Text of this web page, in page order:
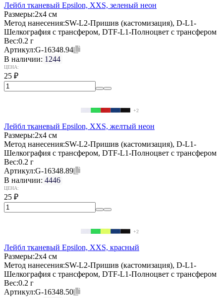
Лейбл тканевый Epsilon, XXS, зеленый неон
Размеры:2х4 см
Метод нанесения:SW-L2-Пришив (кастомизация), D-L1-
Шелкография с трансфером, DTF-L1-Полноцвет с трансфером
Вес:0.2 г
Артикул:G-16348.94
В наличии: 1244
ЦЕНА:
25 ₽
+2
Лейбл тканевый Epsilon, XXS, желтый неон
Размеры:2х4 см
Метод нанесения:SW-L2-Пришив (кастомизация), D-L1-
Шелкография с трансфером, DTF-L1-Полноцвет с трансфером
Вес:0.2 г
Артикул:G-16348.89
В наличии: 4446
ЦЕНА:
25 ₽
+2
Лейбл тканевый Epsilon, XXS, красный
Размеры:2х4 см
Метод нанесения:SW-L2-Пришив (кастомизация), D-L1-
Шелкография с трансфером, DTF-L1-Полноцвет с трансфером
Вес:0.2 г
Артикул:G-16348.50